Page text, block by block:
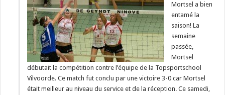
Mortsel a bien
entamé la
saison! La
semaine
passée,
Mortsel
débutait la compétition contre l’équipe de la Topsportschool
Vilvoorde. Ce match fut conclu par une victoire 3-0 car Mortsel
était meilleur au niveau du service et de la réception. Ce samedi,